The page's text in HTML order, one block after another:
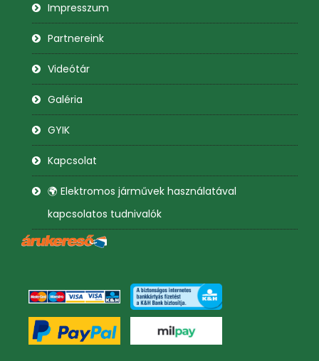
Impresszum
Partnereink
Videótár
Galéria
GYIK
Kapcsolat
🌍 Elektromos járművek használatával
kapcsolatos tudnivalók